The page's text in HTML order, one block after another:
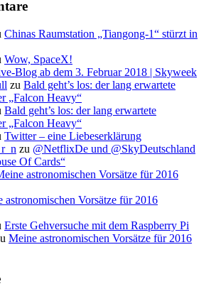
Chinas Raumstation „Tiangong-1“ stürzt in
Wow, SpaceX!
Blog ab dem 3. Februar 2018 | Skyweek
zu Bald geht’s los: der lang erwartete
„Falcon Heavy“
Bald geht’s los: der lang erwartete
„Falcon Heavy“
Twitter – eine Liebeserklärung
zu @NetflixDe und @SkyDeutschland
Of Cards“
astronomischen Vorsätze für 2016
astronomischen Vorsätze für 2016
Erste Gehversuche mit dem Raspberry Pi
Meine astronomischen Vorsätze für 2016